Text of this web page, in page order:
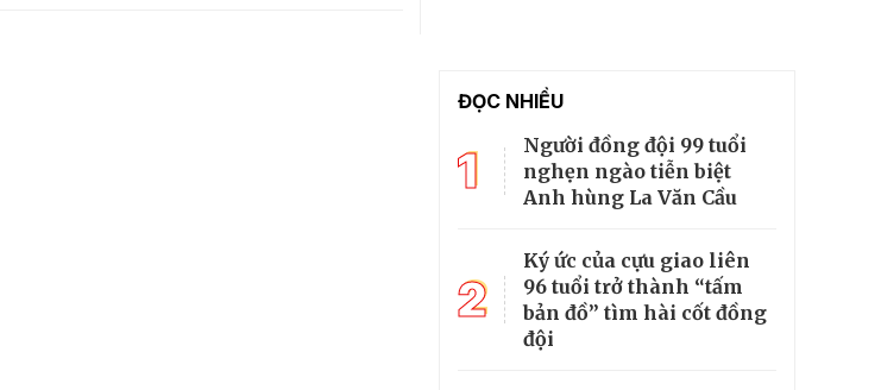
ĐỌC NHIỀU
1
Người đồng đội 99 tuổi
nghẹn ngào tiễn biệt
Anh hùng La Văn Cầu
2
Ký ức của cựu giao liên
96 tuổi trở thành “tấm
bản đồ” tìm hài cốt đồng
đội